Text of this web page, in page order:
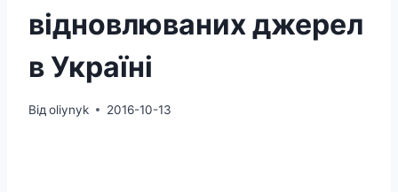
відновлюваних джерел
в Україні
Від oliynyk 2016-10-13